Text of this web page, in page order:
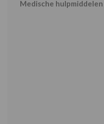
Medische hulpmiddelen